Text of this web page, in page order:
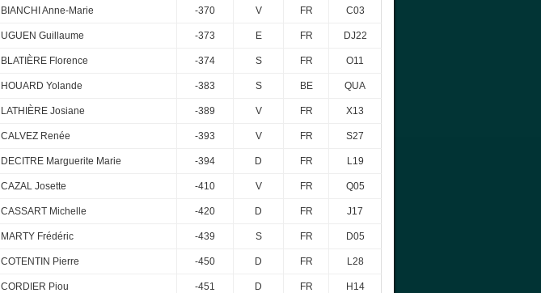
BIANCHI Anne-Marie -370 V FR C03
UGUEN Guillaume -373 E FR DJ22
BLATIÈRE Florence -374 S FR O11
HOUARD Yolande -383 S BE QUA
LATHIÈRE Josiane -389 V FR X13
CALVEZ Renée -393 V FR S27
DECITRE Marguerite Marie -394 D FR L19
CAZAL Josette -410 V FR Q05
CASSART Michelle -420 D FR J17
MARTY Frédéric -439 S FR D05
COTENTIN Pierre -450 D FR L28
CORDIER Piou -451 D FR H14